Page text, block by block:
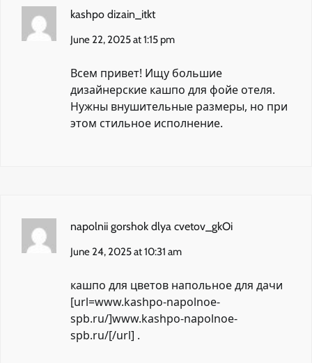
kashpo dizain_itkt
June 22, 2025 at 1:15 pm
Всем привет! Ищу большие
дизайнерские кашпо для фойе отеля.
Нужны внушительные размеры, но при
этом стильное исполнение.
napolnii gorshok dlya cvetov_gkOi
June 24, 2025 at 10:31 am
кашпо для цветов напольное для дачи
[url=www.kashpo-napolnoe-
spb.ru/]www.kashpo-napolnoe-
spb.ru/[/url] .